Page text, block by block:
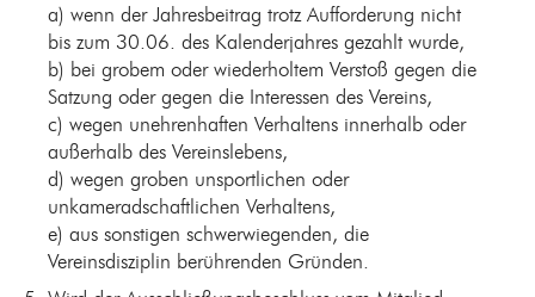
a) wenn der Jahresbeitrag trotz Aufforderung nicht
bis zum 30.06. des Kalenderjahres gezahlt wurde,
b) bei grobem oder wiederholtem Verstoß gegen die
Satzung oder gegen die Interessen des Vereins,
c) wegen unehrenhaften Verhaltens innerhalb oder
außerhalb des Vereinslebens,
d) wegen groben unsportlichen oder
unkameradschaftlichen Verhaltens,
e) aus sonstigen schwerwiegenden, die
Vereinsdisziplin berührenden Gründen.